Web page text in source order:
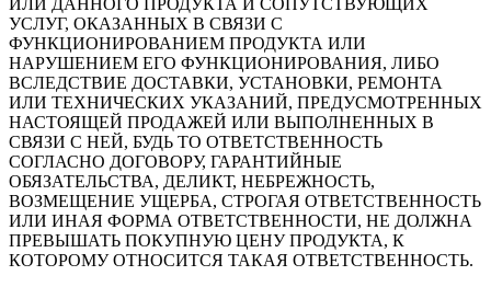
ИЛИ ДАННОГО ПРОДУКТА И СОПУТСТВУЮЩИХ
УСЛУГ, ОКАЗАННЫХ В СВЯЗИ С
ФУНКЦИОНИРОВАНИЕМ ПРОДУКТА ИЛИ
НАРУШЕНИЕМ ЕГО ФУНКЦИОНИРОВАНИЯ, ЛИБО
ВСЛЕДСТВИЕ ДОСТАВКИ, УСТАНОВКИ, РЕМОНТА
ИЛИ ТЕХНИЧЕСКИХ УКАЗАНИЙ, ПРЕДУСМОТРЕННЫХ
НАСТОЯЩЕЙ ПРОДАЖЕЙ ИЛИ ВЫПОЛНЕННЫХ В
СВЯЗИ С НЕЙ, БУДЬ ТО ОТВЕТСТВЕННОСТЬ
СОГЛАСНО ДОГОВОРУ, ГАРАНТИЙНЫЕ
ОБЯЗАТЕЛЬСТВА, ДЕЛИКТ, НЕБРЕЖНОСТЬ,
ВОЗМЕЩЕНИЕ УЩЕРБА, СТРОГАЯ ОТВЕТСТВЕННОСТЬ
ИЛИ ИНАЯ ФОРМА ОТВЕТСТВЕННОСТИ, НЕ ДОЛЖНА
ПРЕВЫШАТЬ ПОКУПНУЮ ЦЕНУ ПРОДУКТА, К
КОТОРОМУ ОТНОСИТСЯ ТАКАЯ ОТВЕТСТВЕННОСТЬ.